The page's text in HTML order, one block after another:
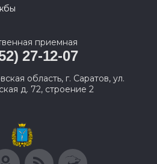
приемная
27-12-07
область, г. Саратов, ул.
д. 72, строение 2